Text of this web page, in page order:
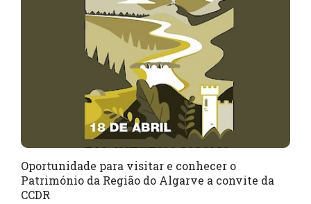
Oportunidade para visitar e conhecer o
Património da Região do Algarve a convite da
CCDR